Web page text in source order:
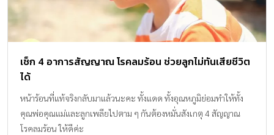
เช็ก 4 อาการสัญญาณ โรคลมร้อน ช่วยลูกไม่ทันเสียชีวิต
ได้
หน้าร้อนที่แท้จริงกลับมาแล้วนะคะ ทั้งแดด ทั้งอุณหภูมิย่อมทำให้ทั้ง
คุณพ่อคุณแม่และลูกเพลียไปตาม ๆ กันต้องหมั่นสังเกตุ 4 สัญญาณ
โรคลมร้อน ให้ดีค่ะ